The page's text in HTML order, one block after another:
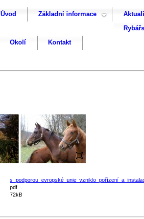
Úvod Základní informace
Okolí Kontakt
pdf
72kB